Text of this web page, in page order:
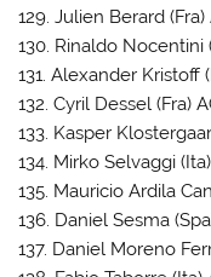
129. Julien Berard
130. Rinaldo Nocentini
131. Alexander Kristoff
132. Cyril Dessel (Fra)
133. Kasper
134. Mirko Selvaggi
135. Mauricio Ardila
136. Daniel Sesma
137. Daniel Moreno